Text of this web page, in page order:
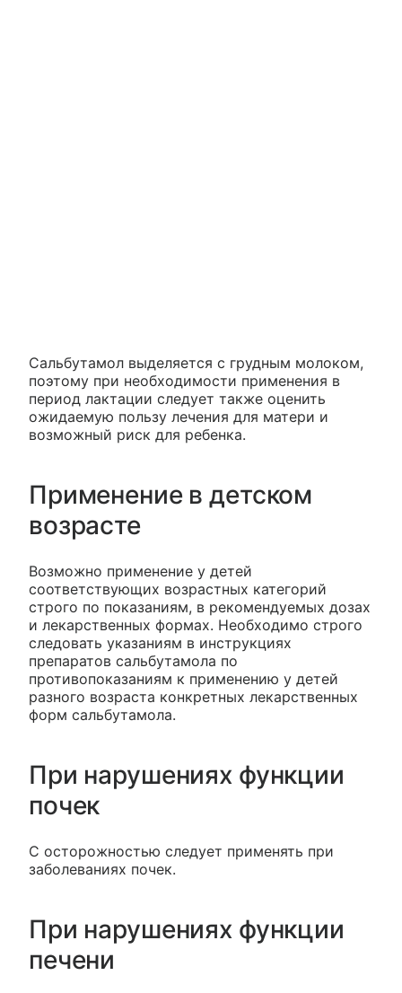
Сальбутамол выделяется с грудным молоком,
поэтому при необходимости применения в
период лактации следует также оценить
ожидаемую пользу лечения для матери и
возможный риск для ребенка.
Применение в детском
возрасте
Возможно применение у детей
соответствующих возрастных категорий
строго по показаниям, в рекомендуемых дозах
и лекарственных формах. Необходимо строго
следовать указаниям в инструкциях
препаратов сальбутамола по
противопоказаниям к применению у детей
разного возраста конкретных лекарственных
форм сальбутамола.
При нарушениях функции
почек
С осторожностью следует применять при
заболеваниях почек.
При нарушениях функции
печени